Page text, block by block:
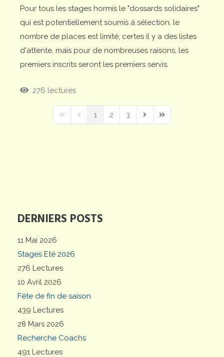
DERNIERS POSTS
11 Mai 2026
Stages Eté 2026
276 Lectures
10 Avril 2026
Fête de fin de saison
439 Lectures
28 Mars 2026
Recherche Coachs
491 Lectures
Pour tous les stages hormis le "dossards solidaires"
qui est potentiellement soumis à sélection, le
nombre de places est limité; certes il y a des listes
d'attente, mais pour de nombreuses raisons, les
premiers inscrits seront les premiers servis.
276 lectures
First PagePrevious Page
1 2 3
Next PageLast Page